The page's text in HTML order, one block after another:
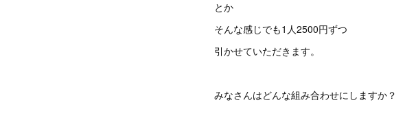
とか
そんな感じでも1人2500円ずつ
引かせていただきます。
みなさんはどんな組み合わせにしますか？